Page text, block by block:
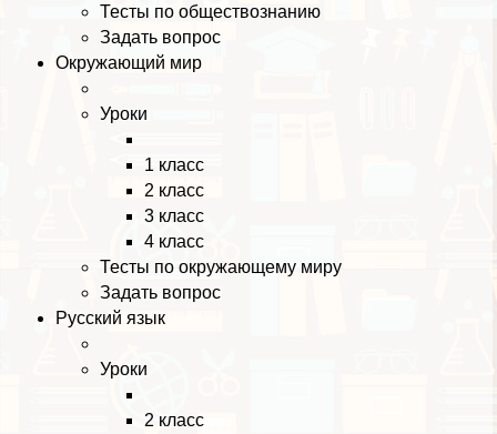
Тесты по обществознанию
Задать вопрос
Окружающий мир
Уроки
1 класс
2 класс
3 класс
4 класс
Тесты по окружающему миру
Задать вопрос
Русский язык
Уроки
2 класс